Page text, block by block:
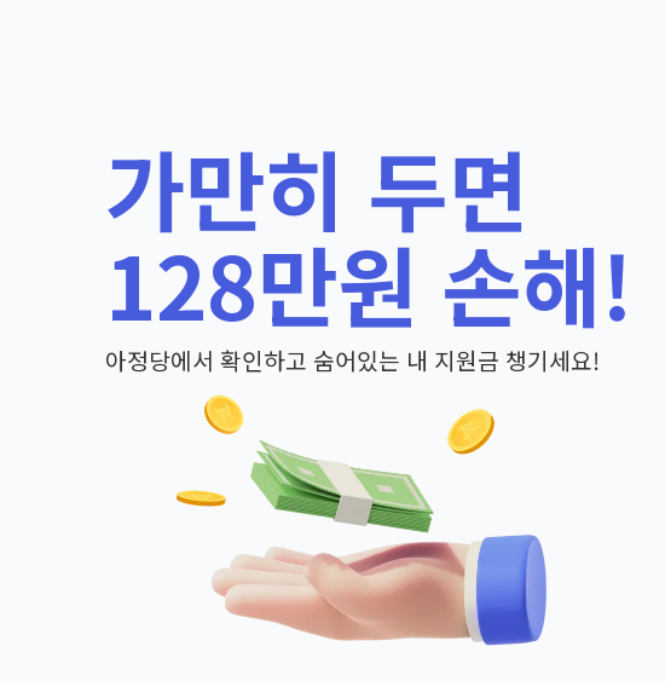
가만히 두면
128만원 손해!
아정당에서 확인하고 숨어있는 내 지원금 챙기세요!